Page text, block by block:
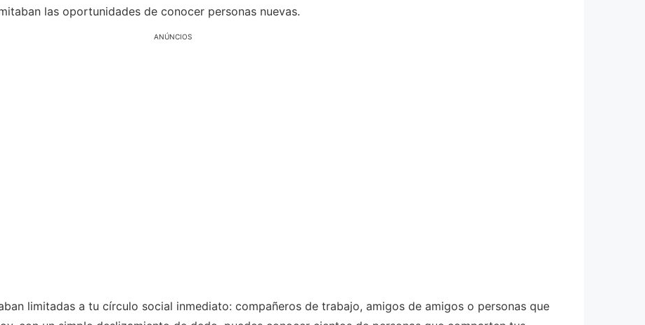
las oportunidades de conocer personas nuevas.
ANÚNCIOS
limitadas a tu círculo social inmediato: compañeros de trabajo, amigos de amigos o personas que